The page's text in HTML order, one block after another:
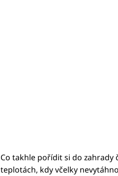
Co takhle pořídit si do zahrady
teplotách, kdy včelky